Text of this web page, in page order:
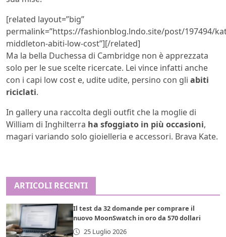
[related layout=”big”
permalink=”https://fashionblog.lndo.site/post/197494/
middleton-abiti-low-cost”][/related]
Ma la bella Duchessa di Cambridge non è apprezzata
solo per le sue scelte ricercate. Lei vince infatti anche
con i capi low cost e, udite udite, persino con gli abiti
riciclati.
In gallery una raccolta degli outfit che la moglie di
William di Inghilterra ha sfoggiato in più occasioni,
magari variando solo gioielleria e accessori. Brava Kate.
ARTICOLI RECENTI
Il test da 32 domande per comprare il
nuovo MoonSwatch in oro da 570 dollari
25 Luglio 2026